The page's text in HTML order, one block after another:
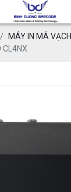
MÁY IN MÃ VẠCH